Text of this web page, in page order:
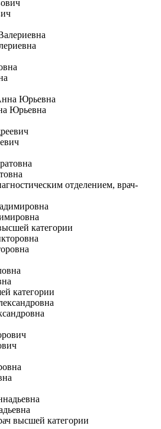
Юрьевна
отделением, врач-
категории
категории
высшей категории